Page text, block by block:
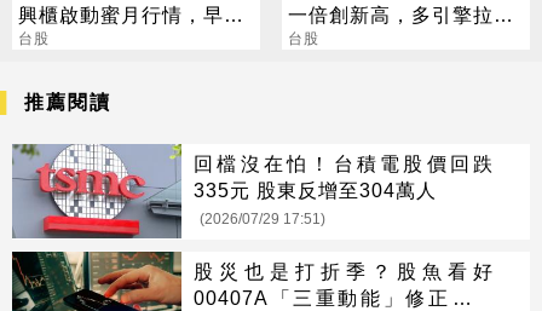
興櫃啟動蜜月行情，早盤
一度大漲186%
台股
一倍創新高，多引擎拉動
今年業績跨大步拚增雙位
台股
推薦閱讀
回檔沒在怕！台積電股價回跌
335元 股東反增至304萬人
(2026/07/29 17:51)
股災也是打折季？股魚看好
00407A「三重動能」修正期反